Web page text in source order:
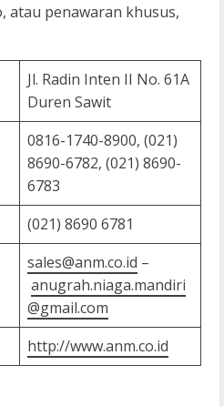
atau penawaran khusus,
Jl. Radin Inten II No. 61A
Duren Sawit
0816-1740-8900, (021)
8690-6782, (021) 8690-
6783
(021) 8690 6781
sales@anm.co.id –
anugrah.niaga.mandiri
@gmail.com
http://www.anm.co.id